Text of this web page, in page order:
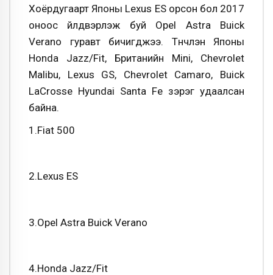
Хоёрдугаарт Японы Lexus ES орсон бол 2017
оноос үйлдвэрлэж буй Opel Astra Buick
Verano гуравт бичигджээ. Түүнчлэн Японы
Honda Jazz/Fit, Британийн Mini, Chevrolet
Malibu, Lexus GS, Chevrolet Camaro, Buick
LaCrosse Hyundai Santa Fe зэрэг удаалсан
байна.
1.Fiat 500
2.Lexus ES
3.Opel Astra Buick Verano
4.Honda Jazz/Fit